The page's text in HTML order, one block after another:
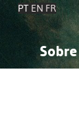
PT EN FR
Sobre